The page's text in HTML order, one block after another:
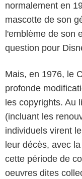
normalement en
mascotte de son
l'emblème de son
question pour
Mais, en 1976, le
profonde
les copyrights. Au
(incluant les
individuels virent
leur décès, avec
cette période de
oeuvres dites